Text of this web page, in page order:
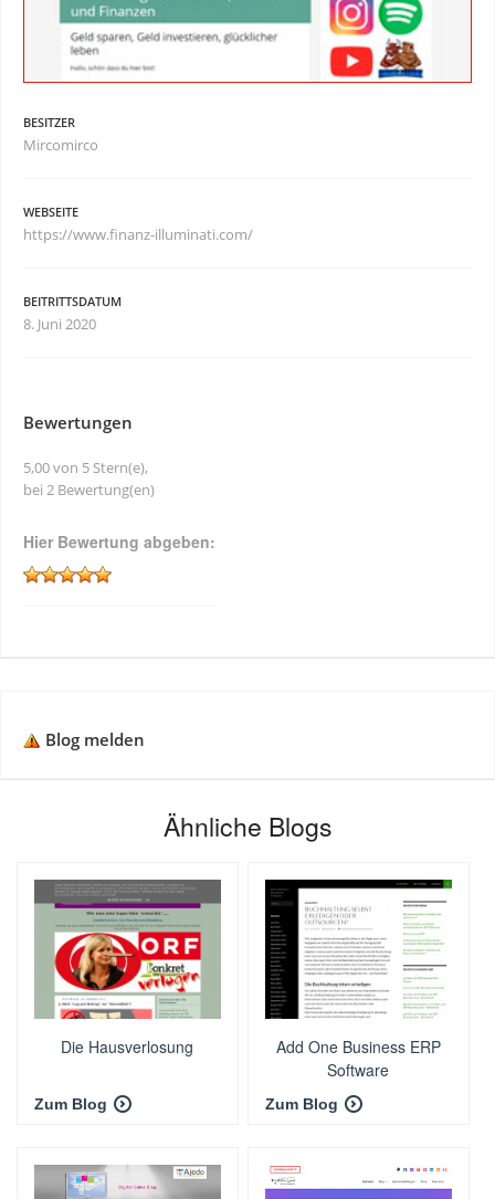
BESITZER
Mircomirco
WEBSEITE
https://www.finanz-illuminati.com/
BEITRITTSDATUM
8. Juni 2020
Bewertungen
5,00 von 5 Stern(e),
bei 2 Bewertung(en)
Hier Bewertung abgeben:
Blog melden
Ähnliche Blogs
Die Hausverlosung
Zum Blog
Add One Business ERP
Software
Zum Blog